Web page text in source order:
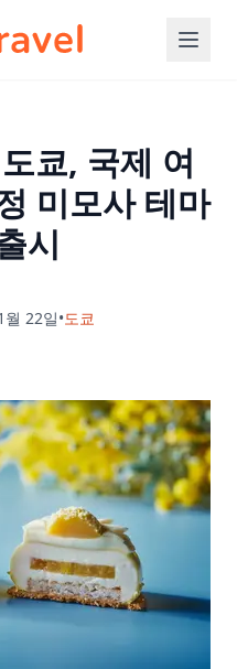
쿄, 국제 여
미모사 테마
시
22일•도쿄